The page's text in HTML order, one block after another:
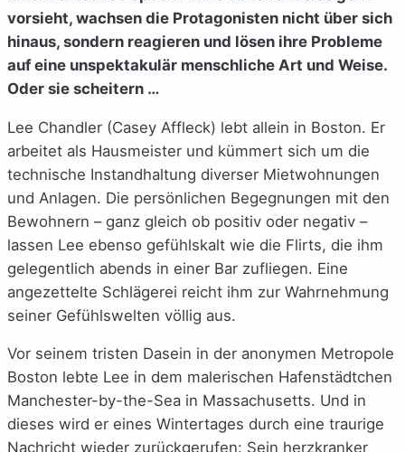
vorsieht, wachsen die Protagonisten nicht über sich
hinaus, sondern reagieren und lösen ihre Probleme
auf eine unspektakulär menschliche Art und Weise.
Oder sie scheitern …
Lee Chandler (Casey Affleck) lebt allein in Boston. Er
arbeitet als Hausmeister und kümmert sich um die
technische Instandhaltung diverser Mietwohnungen
und Anlagen. Die persönlichen Begegnungen mit den
Bewohnern – ganz gleich ob positiv oder negativ –
lassen Lee ebenso gefühlskalt wie die Flirts, die ihm
gelegentlich abends in einer Bar zufliegen. Eine
angezettelte Schlägerei reicht ihm zur Wahrnehmung
seiner Gefühlswelten völlig aus.
Vor seinem tristen Dasein in der anonymen Metropole
Boston lebte Lee in dem malerischen Hafenstädtchen
Manchester-by-the-Sea in Massachusetts. Und in
dieses wird er eines Wintertages durch eine traurige
Nachricht wieder zurückgerufen: Sein herzkranker